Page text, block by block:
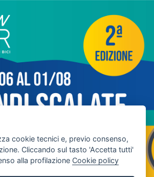
cookie tecnici e, previo consenso,
Cliccando sul tasto 'Accetta tutti'
alla profilazione Cookie policy